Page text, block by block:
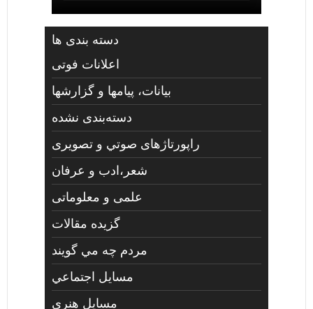
دسته بندی ها
اعلانات فوتی
بیانات، پیامها و گزارشها
دسته‌بندی نشده
راپورتاژهای صوتي و تصويری
شعر،ادب و عرفان
علمی و معلوماتی
گزیده مقالات
مردم چه مي گويند
مسايل اجتماعي
مسايل هنری